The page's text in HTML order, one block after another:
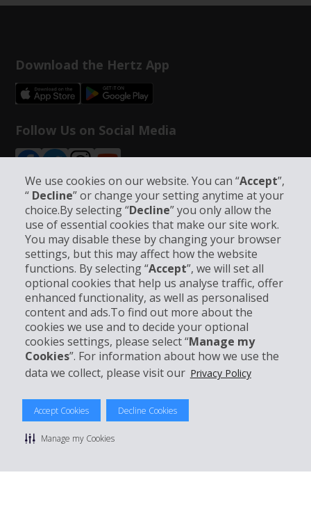
We use cookies on our website. You can “Accept”,
“ Decline” or change your setting anytime at your
choice.By selecting “Decline” you only allow the
use of essential cookies that make our site work.
You may disable these by changing your browser
settings, but this may affect how the website
functions. By selecting “Accept”, we will set all
optional cookies that help us analyse traffic, offer
enhanced functionality, as well as personalised
content and ads.To find out more about the
cookies we use and to decide your optional
cookies settings, please select “Manage my
Cookies”. For information about how we use the
data we collect, please visit our Privacy Policy
Accept Cookies Decline Cookies
Manage my Cookies
Download the Hertz App
Follow Us on Social Media
Bedrijfsinformatie
Bedrijf
Klantenservice
Boek bij Hertz
© 2026 The Hertz System, Inc.
Privacybeleid | Gebruiksvoorwaarden |
Sitemap